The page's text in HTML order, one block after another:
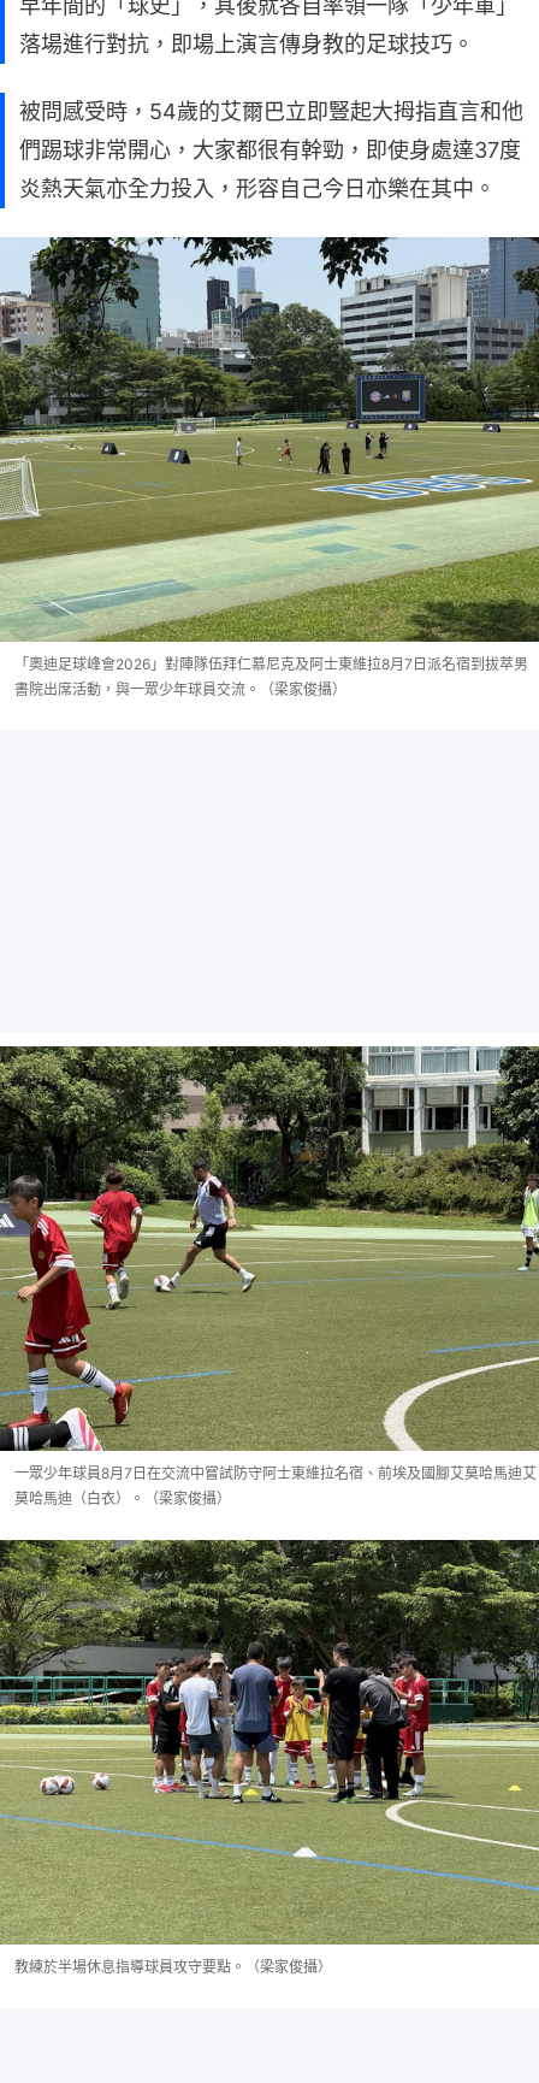
落場進行對抗，即場上演言傳身教的足球技巧。
被問感受時，54歲的艾爾巴立即豎起大拇指直言和他
們踢球非常開心，大家都很有幹勁，即使身處達37度
炎熱天氣亦全力投入，形容自己今日亦樂在其中。
「奧迪足球峰會2026」對陣隊伍拜仁慕尼克及阿士東維拉8月7日派名宿到拔萃男
書院出席活動，與一眾少年球員交流。（梁家俊攝）
一眾少年球員8月7日在交流中嘗試防守阿士東維拉名宿、前埃及國腳艾莫哈馬迪艾
莫哈馬迪（白衣）。（梁家俊攝）
教練於半場休息指導球員攻守要點。（梁家俊攝）